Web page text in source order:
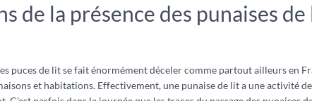
de la présence des punaises
de lit se fait énormément déceler comme partout ailleurs en
et habitations. Effectivement, une punaise de lit a une activité